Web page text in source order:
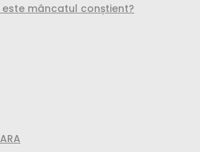
mâncatul conștient?